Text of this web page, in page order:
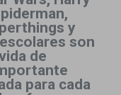
y
son
de
para cada